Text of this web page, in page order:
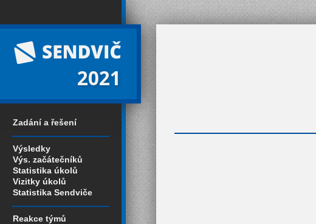
2021
Zadání a řešení
Výsledky
Výs. začátečníků
Statistika úkolů
Vizitky úkolů
Statistika Sendviče
Reakce týmů